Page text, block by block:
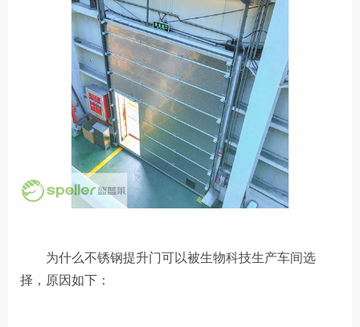
为什么不锈钢提升门可以被生物科技生产车间选
择，原因如下：